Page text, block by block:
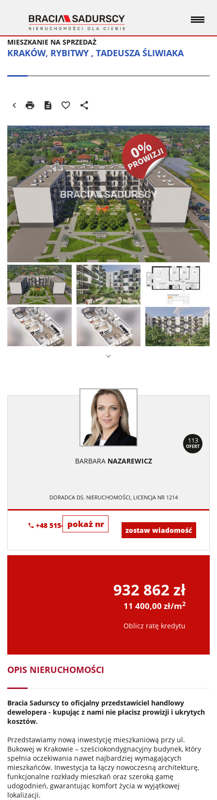
KRAKÓW, RYBITWY , TADEUSZA ŚLIWIAKA
MIESZKANIE NA SPRZEDAŻ
113
OFERT
BARBARA NAZAREWICZ
DORADCA DS. NIERUCHOMOŚCI, LICENCJA NR 1214
pokaż nr
+48 515-634-552
zostaw wiadomość
932 862 zł
11 400,00 zł/m2
Oblicz ratę kredytu
OPIS NIERUCHOMOŚCI
Bracia Sadurscy to oficjalny przedstawiciel handlowy
dewelopera - kupując z nami nie płacisz prowizji i ukrytych
kosztów.
Przedstawiamy nową inwestycję mieszkaniową przy ul.
Bukowej w Krakowie – sześciokondygnacyjny budynek, który
spełnia oczekiwania nawet najbardziej wymagających
mieszkańców. Inwestycja ta łączy nowoczesną architekturę,
funkcjonalne rozkłady mieszkań oraz szeroką gamę
udogodnień, gwarantując komfort życia w wyjątkowej
lokalizacji.